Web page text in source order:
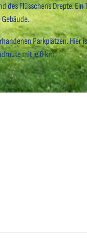
Flüsschens Drepte.
Parkplätzen. Hier
mit je 6 km.